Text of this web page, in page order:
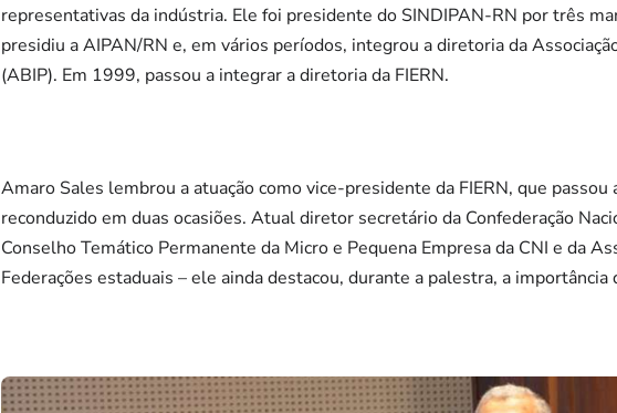
representativas da indústria. Ele foi presidente do SINDIPAN-RN por três
presidiu a AIPAN/RN e, em vários períodos, integrou a diretoria da
(ABIP). Em 1999, passou a integrar a diretoria da FIERN.
Amaro Sales lembrou a atuação como vice-presidente da FIERN, que
reconduzido em duas ocasiões. Atual diretor secretário da Confederação
Conselho Temático Permanente da Micro e Pequena Empresa da CNI e da
Federações estaduais – ele ainda destacou, durante a palestra, a